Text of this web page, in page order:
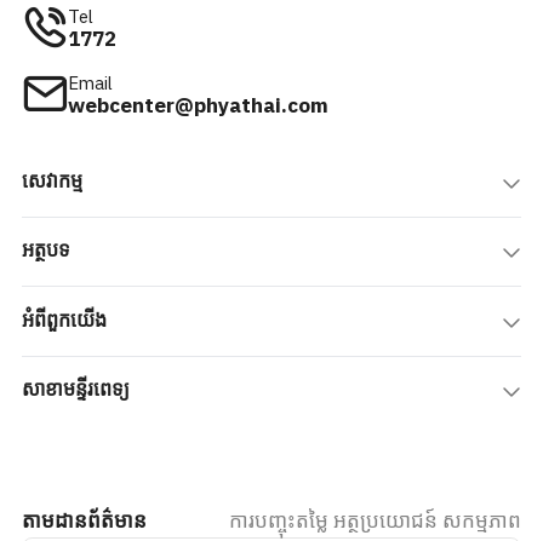
Tel
1772
Email
webcenter@phyathai.com
សេវាកម្ម
អត្ថបទ
អំពីពួកយើង
សាខាមន្ទីរពេទ្យ
តាមដានព័ត៌មាន ការបញ្ចុះតម្លៃ អត្ថប្រយោជន៍ សកម្មភាព